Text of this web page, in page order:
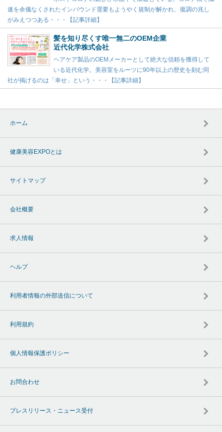
速を余儀なくされたインバウンド需要もようやく規制が解かれ、復調の兆し
がみえつつある・・・【記事詳細】
髪を知り尽くす唯一無二のOEM企業
近代化学株式会社
ヘアケア製品のOEMメーカーとして絶大な信頼を獲得して
いる近代化学。美容室をルーツに90年以上の歴史を刻む同
社が掲げるのは「幸せ」という・・・【記事詳細】
ホーム
健康美容EXPOとは
サイトマップ
会社概要
求人情報
ヘルプ
利用者情報の外部送信について
利用規約
個人情報保護ポリシー
お問合わせ
プレスリリース・ニュース受付